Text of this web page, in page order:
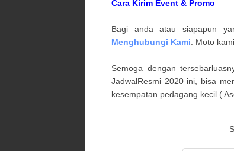
Cara Kirim Event & Promo
Bagi anda atau siapapun
Menghubungi Kami. Moto
Semoga dengan
JadwalResmi 2020 ini, bisa
kesempatan pedagang kecil (